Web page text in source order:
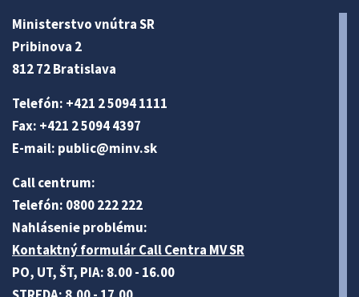
Ministerstvo vnútra SR
Pribinova 2
812 72 Bratislava
Telefón: +421 2 5094 1111
Fax: +421 2 5094 4397
E-mail: public@minv.sk
Call centrum:
Telefón: 0800 222 222
Nahlásenie problému:
Kontaktný formulár Call Centra MV SR
PO, UT, ŠT, PIA: 8.00 - 16.00